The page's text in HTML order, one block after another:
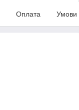
Оплата Умови